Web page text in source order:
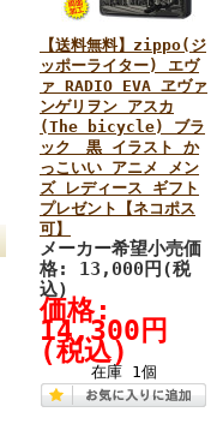
【送料無料】zippo(ジ
ッポーライター) エヴ
ァ RADIO EVA ヱヴァ
ンゲリヲン アスカ
(The bicycle) ブラ
ック 黒 イラスト か
っこいい アニメ メン
ズ レディース ギフト
プレゼント【ネコポス
可】
メーカー希望小売価
格: 13,000円(税
込)
価格:
14,300円
(税込)
在庫 1個